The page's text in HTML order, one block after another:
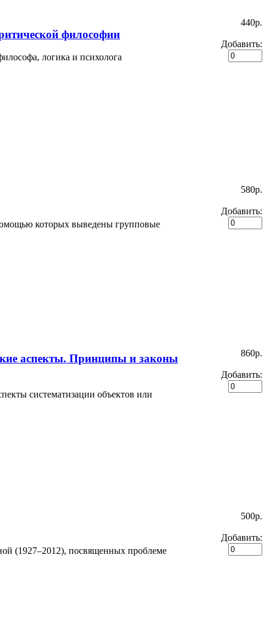
философии
логика и психолога
440p.
Добавить:
которых выведены групповые
580p.
Добавить:
аспекты. Принципы и законы
систематизации объектов или
860p.
Добавить:
(1927–2012), посвященных проблеме
500p.
Добавить: